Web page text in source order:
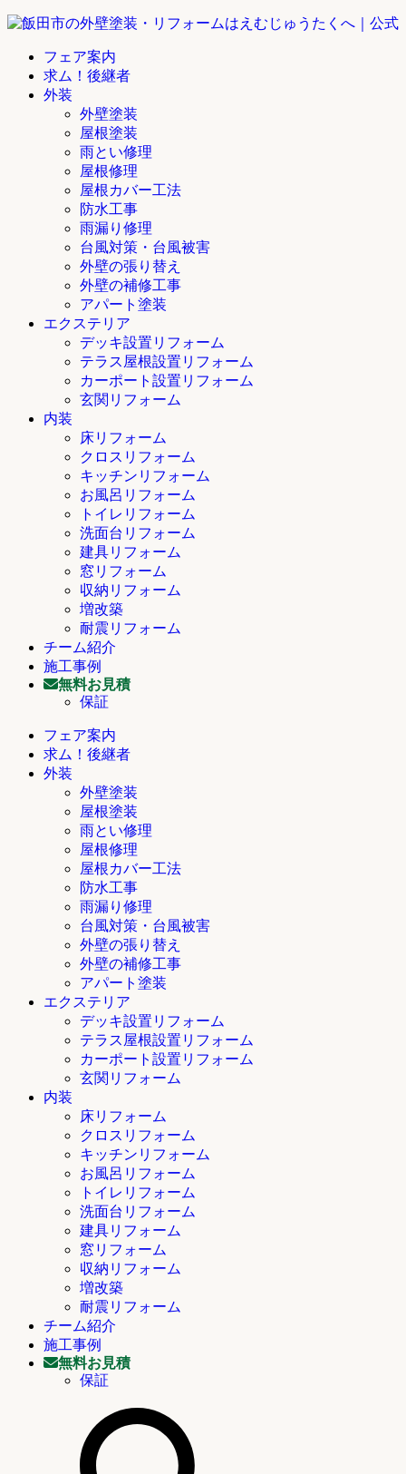
フェア案内
求ム！後継者
外装
外壁塗装
屋根塗装
雨とい修理
屋根修理
屋根カバー工法
防水工事
雨漏り修理
台風対策・台風被害
外壁の張り替え
外壁の補修工事
アパート塗装
エクステリア
デッキ設置リフォーム
テラス屋根設置リフォーム
カーポート設置リフォーム
玄関リフォーム
内装
床リフォーム
クロスリフォーム
キッチンリフォーム
お風呂リフォーム
トイレリフォーム
洗面台リフォーム
建具リフォーム
窓リフォーム
収納リフォーム
増改築
耐震リフォーム
チーム紹介
施工事例
無料お見積
保証
フェア案内
求ム！後継者
外装
外壁塗装
屋根塗装
雨とい修理
屋根修理
屋根カバー工法
防水工事
雨漏り修理
台風対策・台風被害
外壁の張り替え
外壁の補修工事
アパート塗装
エクステリア
デッキ設置リフォーム
テラス屋根設置リフォーム
カーポート設置リフォーム
玄関リフォーム
内装
床リフォーム
クロスリフォーム
キッチンリフォーム
お風呂リフォーム
トイレリフォーム
洗面台リフォーム
建具リフォーム
窓リフォーム
収納リフォーム
増改築
耐震リフォーム
チーム紹介
施工事例
無料お見積
保証